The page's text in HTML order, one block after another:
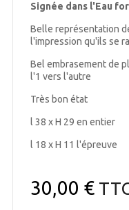
Signée dans l'Eau
Belle représentation
l'impression qu'ils se
Bel embrasement de
l'1 vers l'autre
Très bon état
l 38 x H 29 en entier
l 18 x H 11 l'épreuve
30,00 €